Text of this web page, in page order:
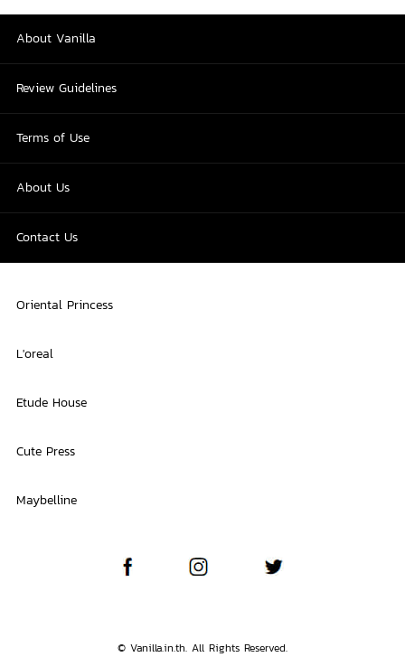
About Vanilla
Review Guidelines
Terms of Use
About Us
Contact Us
Oriental Princess
L'oreal
Etude House
Cute Press
Maybelline
© Vanilla.in.th. All Rights Reserved.